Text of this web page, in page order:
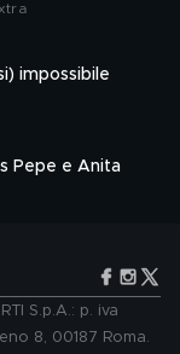
impossibile
Pepe e Anita
S.p.A.: p. iva
8, 00187 Roma.